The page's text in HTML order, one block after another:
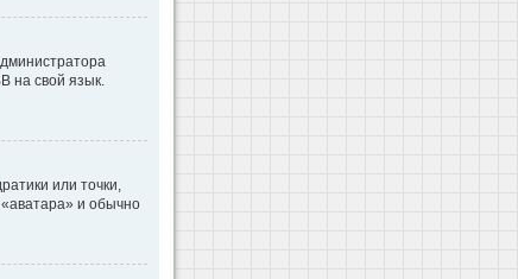
на свой язык.
или точки,
и обычно